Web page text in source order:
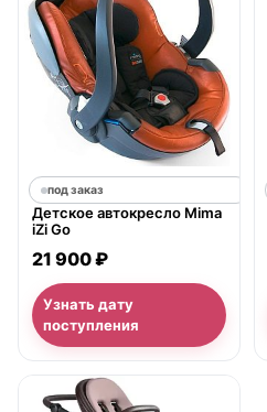
под заказ
Детское автокресло Mima
iZi Go
21 900 ₽
Узнать дату
поступления
нет в продаже